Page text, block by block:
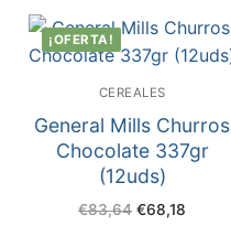
¡OFERTA!
CEREALES
General Mills Churros
Chocolate 337gr
(12uds)
€83,64 €68,18